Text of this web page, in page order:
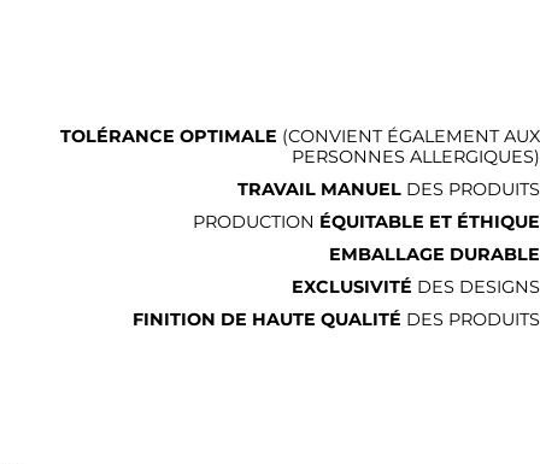
TOLÉRANCE OPTIMALE (CONVIENT ÉGALEMENT AUX
PERSONNES ALLERGIQUES)
TRAVAIL MANUEL DES PRODUITS
PRODUCTION ÉQUITABLE ET ÉTHIQUE
EMBALLAGE DURABLE
EXCLUSIVITÉ DES DESIGNS
FINITION DE HAUTE QUALITÉ DES PRODUITS